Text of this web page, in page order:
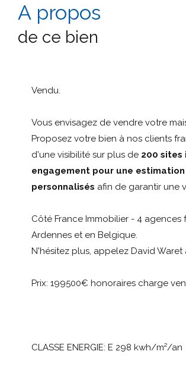
a propos
de ce bien
Vendu.
Vous envisagez de vendre votre
Proposez votre bien à nos clients
d'une visibilité sur plus de 200 sites
engagement pour une
personnalisés afin de garantir une
Côté France Immobilier - 4
Ardennes et en Belgique.
N'hésitez plus, appelez David Waret
Prix: 199500€ honoraires charge
CLASSE ENERGIE: E 298 kwh/m²/an